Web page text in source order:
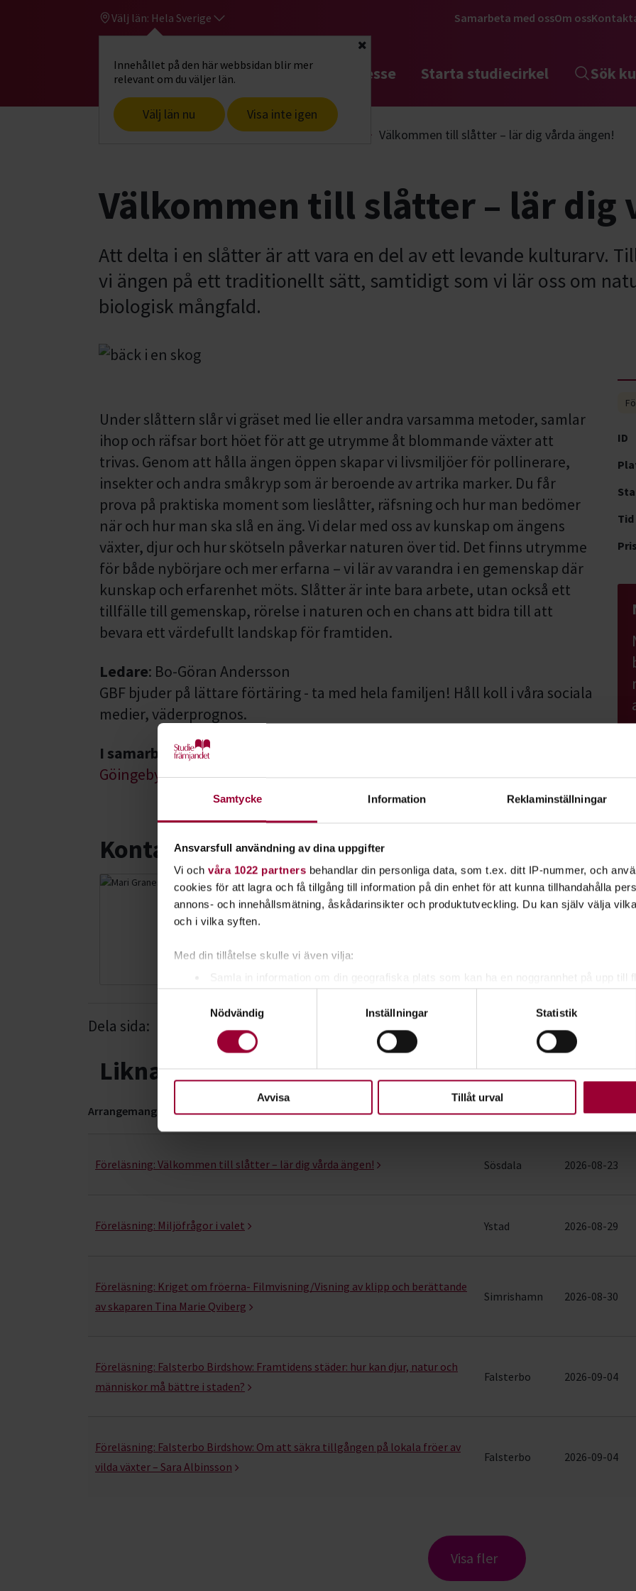
Samtycke Information Reklaminställningar
Ansvarsfull användning av dina uppgifter
Vi och våra 1022 partners behandlar din personliga data, som t.ex. ditt IP-nummer, och
cookies för att lagra och få tillgång till information på din enhet för att kunna tillhandahålla
annons- och innehållsmätning, åskådarinsikter och produktutveckling. Du kan själv välja
och i vilka syften.
Med din tillåtelse skulle vi även vilja:
Ta reda på mer om hur dina personliga uppgifter behandlas och ställ in dina preferenser i
eller dra tillbaka ditt samtycke när som helst från cookie-förklaringen.
För att du ska få en så bra upplevelse som möjligt använder vi kakor (cookies) på vår
Nödvändig
Inställningar Statistik
Avvisa Tillåt urval
Välj län: Hela Sverige
Innehållet på den här webbsidan blir mer
relevant om du väljer län.
Välj län nu Visa inte igen
Stäng
Samarbeta med ossOm oss
Gå till studiefrämjandets startsidaHitta intresse Starta studiecirkel Sök
Start Hitta intresse Djur & natur Naturvård Välkommen till slåtter – lär dig vårda ängen!
Välkommen till slåtter – lär dig
Att delta i en slåtter är att vara en del av ett levande kulturarv.
vi ängen på ett traditionellt sätt, samtidigt som vi lär oss om
biologisk mångfald.
Under slåttern slår vi gräset med lie eller andra varsamma metoder, samlar
ihop och räfsar bort höet för att ge utrymme åt blommande växter att
trivas. Genom att hålla ängen öppen skapar vi livsmiljöer för pollinerare,
insekter och andra småkryp som är beroende av artrika marker. Du får
prova på praktiska moment som lieslåtter, räfsning och hur man bedömer
när och hur man ska slå en äng. Vi delar med oss av kunskap om ängens
växter, djur och hur skötseln påverkar naturen över tid. Det finns utrymme
för både nybörjare och mer erfarna – vi lär av varandra i en gemenskap där
kunskap och erfarenhet möts. Slåtter är inte bara arbete, utan också ett
tillfälle till gemenskap, rörelse i naturen och en chans att bidra till att
bevara ett värdefullt landskap för framtiden.
Ledare: Bo-Göran Andersson
GBF bjuder på lättare förtäring - ta med hela familjen! Håll koll i våra sociala
medier, väderprognos.
I samarbete med
Göingebygdens Biologiska Förening
Kontakt
Mari Graneskog
Folkbildningsutvecklare Djur-Natur
073-942 36 46
ID
Tid
Pris
Dela sida: Facebook E-mail
Liknande kurser inomNaturvårdi Skåne län
Arrangemang Plats Startar
Föreläsning: Välkommen till slåtter – lär dig vårda ängen! Sösdala 2026-08-23
Föreläsning: Miljöfrågor i valet Ystad 2026-08-29
Föreläsning: Kriget om fröerna- Filmvisning/Visning av klipp och berättande
av skaparen Tina Marie Qviberg
Simrishamn 2026-08-30
Föreläsning: Falsterbo Birdshow: Framtidens städer: hur kan djur, natur och
människor må bättre i staden?
Falsterbo 2026-09-04
Föreläsning: Falsterbo Birdshow: Om att säkra tillgången på lokala fröer av
vilda växter – Sara Albinsson
Falsterbo 2026-09-04
Visa fler